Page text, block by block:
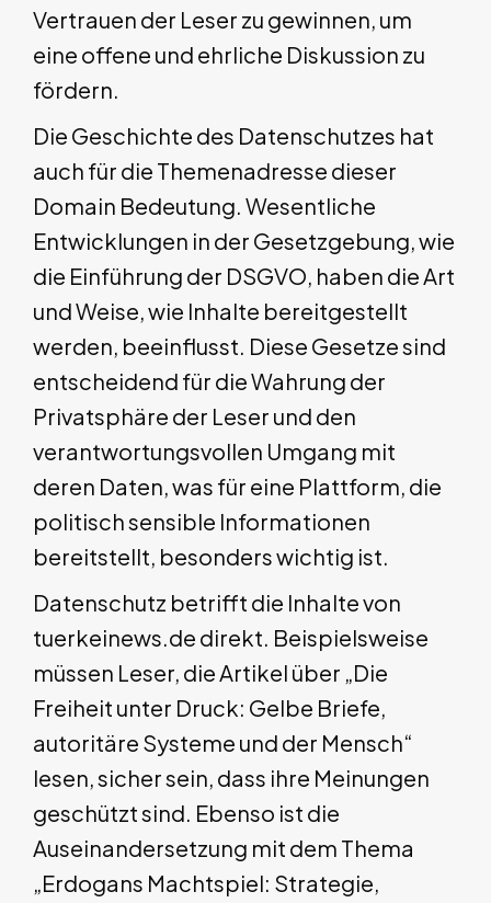
Vertrauen der Leser zu gewinnen, um
eine offene und ehrliche Diskussion zu
fördern.
Die Geschichte des Datenschutzes hat
auch für die Themenadresse dieser
Domain Bedeutung. Wesentliche
Entwicklungen in der Gesetzgebung, wie
die Einführung der DSGVO, haben die Art
und Weise, wie Inhalte bereitgestellt
werden, beeinflusst. Diese Gesetze sind
entscheidend für die Wahrung der
Privatsphäre der Leser und den
verantwortungsvollen Umgang mit
deren Daten, was für eine Plattform, die
politisch sensible Informationen
bereitstellt, besonders wichtig ist.
Datenschutz betrifft die Inhalte von
tuerkeinews.de direkt. Beispielsweise
müssen Leser, die Artikel über „Die
Freiheit unter Druck: Gelbe Briefe,
autoritäre Systeme und der Mensch“
lesen, sicher sein, dass ihre Meinungen
geschützt sind. Ebenso ist die
Auseinandersetzung mit dem Thema
„Erdogans Machtspiel: Strategie,